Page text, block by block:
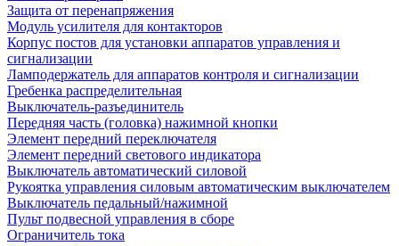
Защита от перенапряжения
Модуль усилителя для контакторов
Корпус постов для установки аппаратов управления и
сигнализации
Ламподержатель для аппаратов контроля и сигнализации
Гребенка распределительная
Выключатель-разъединитель
Передняя часть (головка) нажимной кнопки
Элемент передний переключателя
Элемент передний светового индикатора
Выключатель автоматический силовой
Рукоятка управления силовым автоматическим выключателем
Выключатель педальный/нажимной
Пульт подвесной управления в сборе
Ограничитель тока